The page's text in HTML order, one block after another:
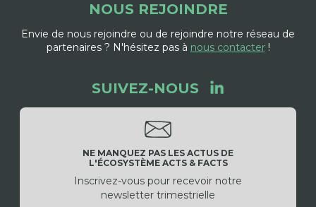
NOUS REJOINDRE
Envie de nous rejoindre ou de rejoindre notre réseau de
partenaires ? N'hésitez pas à nous contacter!
SUIVEZ-NOUS
NE MANQUEZ PAS LES ACTUS DE
L'ÉCOSYSTÈME ACTS & FACTS
Inscrivez-vous pour recevoir notre
newsletter trimestrielle